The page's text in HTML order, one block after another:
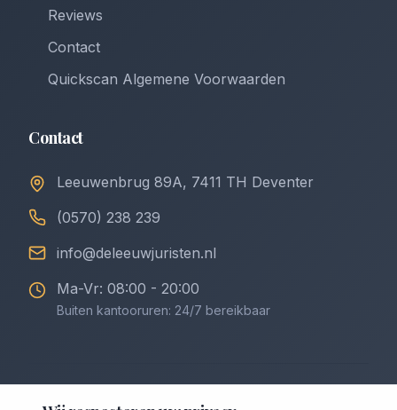
Reviews
Contact
Quickscan Algemene Voorwaarden
Contact
Leeuwenbrug 89A, 7411 TH Deventer
(0570) 238 239
info@deleeuwjuristen.nl
Ma-Vr: 08:00 - 20:00
Buiten kantooruren: 24/7 bereikbaar
2026 De Leeuw Incasso & Juristen. Alle rechten